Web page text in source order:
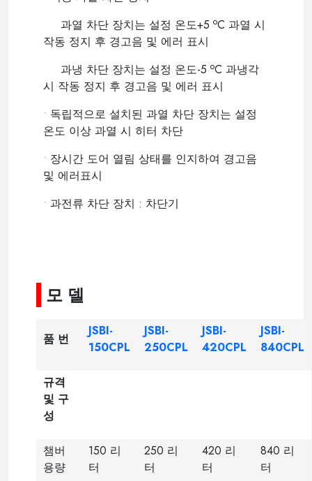
과열 차단 장치는 설정 온도+5 oC 과열 시
작동 정지 후 경고음 및 에러 표시
과냉 차단 장치는 설정 온도-5 oC 과냉각
시 작동 정지 후 경고음 및 에러 표시
• 독립적으로 설치된 과열 차단 장치는 설정
온도 이상 과열 시 히터 차단
• 장시간 도어 열림 상태를 인지하여 경고음
및 에러표시
• 과전류 차단 장치 : 차단기
모 델
품 번
JSBI-
150CPL
JSBI-
250CPL
JSBI-
420CPL
JSBI-
840CPL
규격
및 구
성
챔버
용량
150 리
터
250 리
터
420 리
터
840 리
터